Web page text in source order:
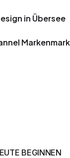
in Übersee
BEGINNEN